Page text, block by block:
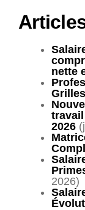
nette
2026
2026)